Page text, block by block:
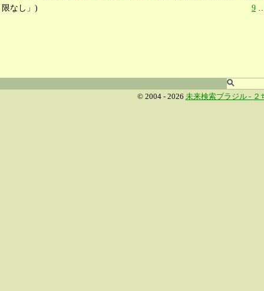
限なし」)
9
© 2004 - 2026 未来検索ブラジル - ２